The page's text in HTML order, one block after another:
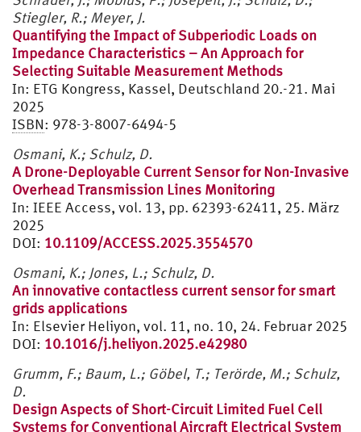
Stiegler, R.; Meyer, J.
Quantifying the Impact of Subperiodic Loads on
Impedance Characteristics – An Approach for
Selecting Suitable Measurement Methods
In: ETG Kongress, Kassel, Deutschland 20.-21. Mai
2025
ISBN: 978-3-8007-6494-5
Osmani, K.; Schulz, D.
A Drone-Deployable Current Sensor for Non-Invasive
Overhead Transmission Lines Monitoring
In: IEEE Access, vol. 13, pp. 62393-62411, 25. März
2025
DOI: 10.1109/ACCESS.2025.3554570
Osmani, K.; Jones, L.; Schulz, D.
An innovative contactless current sensor for smart
grids applications
In: Elsevier Heliyon, vol. 11, no. 10, 24. Februar 2025
DOI: 10.1016/j.heliyon.2025.e42980
Grumm, F.; Baum, L.; Göbel, T.; Terörde, M.; Schulz,
D.
Design Aspects of Short-Circuit Limited Fuel Cell
Systems for Conventional Aircraft Electrical System